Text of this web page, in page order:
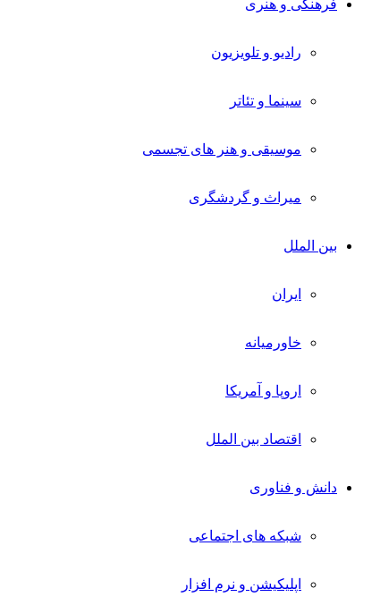
فرهنگی و هنری
رادیو و تلویزیون
سینما و تئاتر
موسیقی و هنر های تجسمی
میراث و گردشگری
بین الملل
ایران
خاورمیانه
اروپا و آمریکا
اقتصاد بین الملل
دانش و فناوری
شبکه های اجتماعی
اپلیکیشن و نرم افزار